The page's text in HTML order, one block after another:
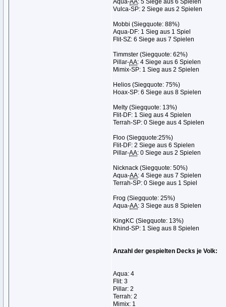
Aqua-AA: 5 Siege aus 6 Spielen
Vulca-SP: 2 Siege aus 2 Spielen
Mobbi (Siegquote: 88%)
Aqua-DF: 1 Sieg aus 1 Spiel
Flit-SZ: 6 Siege aus 7 Spielen
Timmster (Siegquote: 62%)
Pillar-AA: 4 Siege aus 6 Spielen
Mimix-SP: 1 Sieg aus 2 Spielen
Helios (Siegquote: 75%)
Hoax-SP: 6 Siege aus 8 Spielen
Melty (Siegquote: 13%)
Flit-DF: 1 Sieg aus 4 Spielen
Terrah-SP: 0 Siege aus 4 Spielen
Floo (Siegquote:25%)
Flit-DF: 2 Siege aus 6 Spielen
Pillar-AA: 0 Siege aus 2 Spielen
Nicknack (Siegquote: 50%)
Aqua-AA: 4 Siege aus 7 Spielen
Terrah-SP: 0 Siege aus 1 Spiel
Frog (Siegquote: 25%)
Aqua-AA: 3 Siege aus 8 Spielen
KingKC (Siegquote: 13%)
Khind-SP: 1 Sieg aus 8 Spielen
Anzahl der gespielten Decks je Volk:
Aqua: 4
Flit: 3
Pillar: 2
Terrah: 2
Mimix: 1